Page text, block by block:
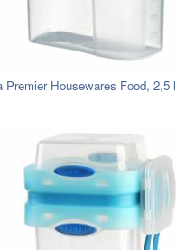
Premier Housewares Food, 2,5 l